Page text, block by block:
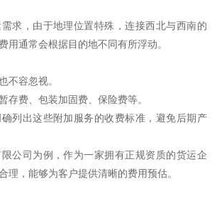
求，由于地理位置特殊，连接西北与西南的
用通常会根据目的地不同有所浮动。
不容忽视。
存费、包装加固费、保险费等。
列出这些附加服务的收费标准，避免后期产
公司为例，作为一家拥有正规资质的货运企
理，能够为客户提供清晰的费用预估。